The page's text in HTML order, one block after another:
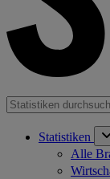
Statistiken
Alle